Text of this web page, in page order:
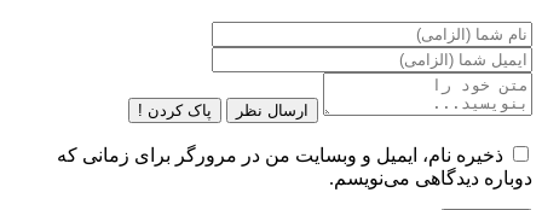
ارسال نظر پاک کردن !
ذخیره نام، ایمیل و وبسایت من در مرورگر برای زمانی که
دوباره دیدگاهی می‌نویسم.